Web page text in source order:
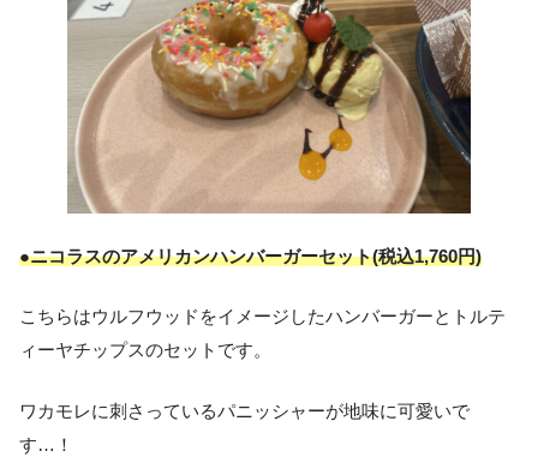
●ニコラスのアメリカンハンバーガーセット(税込1,760円)
こちらはウルフウッドをイメージしたハンバーガーとトルテ
ィーヤチップスのセットです。
ワカモレに刺さっているパニッシャーが地味に可愛いで
す…！